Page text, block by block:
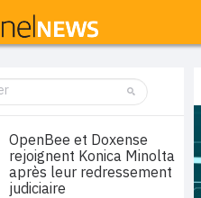
OpenBee et Doxense
rejoignent Konica Minolta
après leur redressement
judiciaire